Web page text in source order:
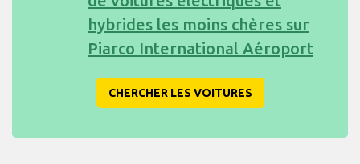
hybrides les moins chères sur
Piarco International Aéroport
CHERCHER LES VOITURES